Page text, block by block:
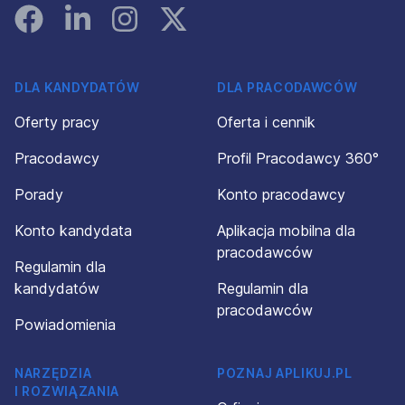
FacebookLinked InInstagramInstagram
DLA KANDYDATÓW
Oferty pracy
Pracodawcy
Porady
Konto kandydata
Regulamin dla
kandydatów
Powiadomienia
DLA PRACODAWCÓW
Oferta i cennik
Profil Pracodawcy 360°
Konto pracodawcy
Aplikacja mobilna dla
pracodawców
Regulamin dla
pracodawców
NARZĘDZIA
I ROZWIĄZANIA
POZNAJ APLIKUJ.PL